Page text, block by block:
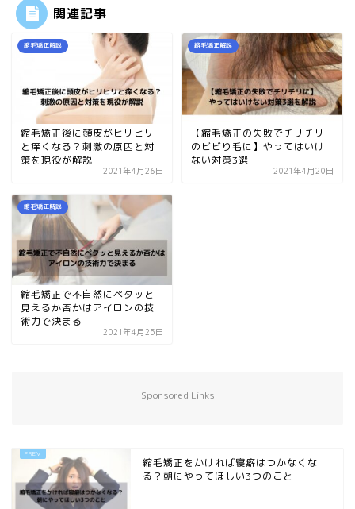
関連記事
縮毛矯正解説
縮毛矯正後に頭皮がヒリヒリ
と痒くなる？刺激の原因と対
策を現役が解説
2021年4月26日
縮毛矯正解説
【縮毛矯正の失敗でチリチリ
のビビり毛に】やってはいけ
ない対策3選
2021年4月20日
縮毛矯正解説
縮毛矯正で不自然にペタッと
見えるか否かはアイロンの技
術力で決まる
2021年4月25日
Sponsored Links
縮毛矯正をかければ寝癖はつかなくな
る？朝にやってほしい3つのこと